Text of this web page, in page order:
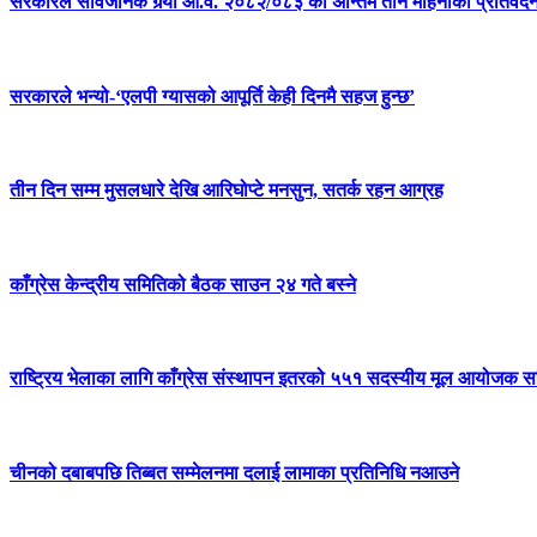
सरकारले भन्यो-‘एलपी ग्यासको आपूर्ति केही दिनमै सहज हुन्छ’
तीन दिन सम्म मुसलधारे देखि आरिघोप्टे मनसुन, सतर्क रहन आग्रह
काँग्रेस केन्द्रीय समितिको बैठक साउन २४ गते बस्ने
राष्ट्रिय भेलाका लागि काँग्रेस संस्थापन इतरको ५५१ सदस्यीय मूल आयोजक
चीनको दबाबपछि तिब्बत सम्मेलनमा दलाई लामाका प्रतिनिधि नआउने